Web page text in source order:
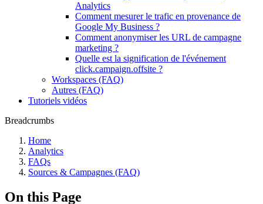
Analytics
Comment mesurer le trafic en provenance de
Google My Business ?
Comment anonymiser les URL de campagne
marketing ?
Quelle est la signification de l'événement
click.campaign.offsite ?
Workspaces (FAQ)
Autres (FAQ)
Tutoriels vidéos
Breadcrumbs
Home
Analytics
FAQs
Sources & Campagnes (FAQ)
On this Page